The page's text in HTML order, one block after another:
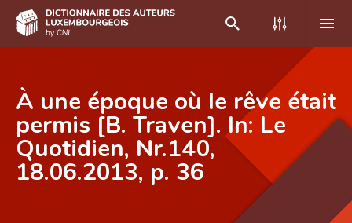
DE FR
Accueil
Auteur(e)s A-Z
À une époque où le rêve était
permis [B. Traven]. In: Le
Quotidien, Nr.140,
18.06.2013, p. 36